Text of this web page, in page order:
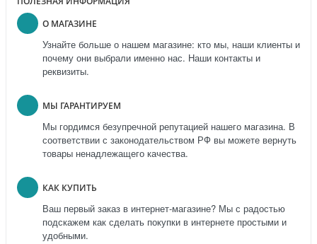
О МАГАЗИНЕ
Узнайте больше о нашем магазине: кто мы, наши клиенты и
почему они выбрали именно нас. Наши контакты и
реквизиты.
МЫ ГАРАНТИРУЕМ
Мы гордимся безупречной репутацией нашего магазина. В
соответствии с законодательством РФ вы можете вернуть
товары ненадлежащего качества.
КАК КУПИТЬ
Ваш первый заказ в интернет-магазине? Мы с радостью
подскажем как сделать покупки в интернете простыми и
удобными.